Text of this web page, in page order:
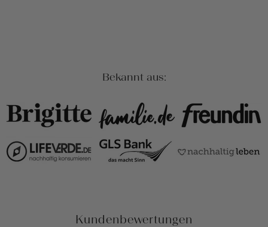
Bekannt aus:
Kundenbewertungen